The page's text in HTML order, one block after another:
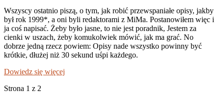
Wszyscy ostatnio piszą, o tym, jak robić przewspaniałe opisy, jakby
był rok 1999*, a oni byli redaktorami z MiMa. Postanowiłem więc i
ja coś napisać. Żeby było jasne, to nie jest poradnik, Jestem za
cienki w uszach, żeby komukolwiek mówić, jak ma grać. No
dobrze jedną rzecz powiem: Opisy nade wszystko powinny być
krótkie, dłużej niż 30 sekund uśpi każdego.
Dowiedz się więcej
Strona 1 z 2